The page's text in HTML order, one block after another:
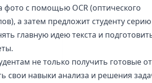
фото с помощью OCR (оптического
а затем предложит студенту
главную идею текста и
не только получить готовые
свои навыки анализа и решения